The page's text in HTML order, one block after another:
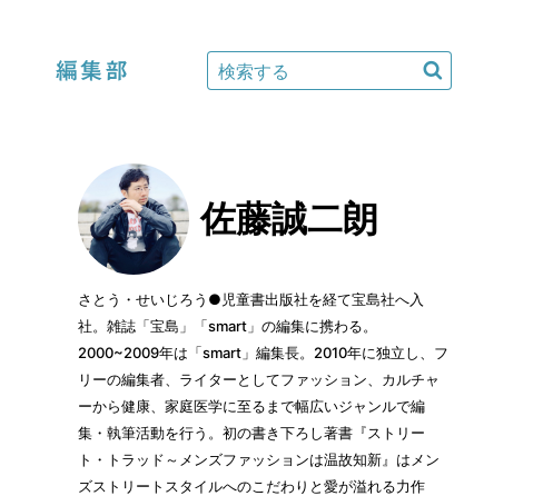
佐藤誠二朗
さとう・せいじろう●児童書出版社を経て宝島社へ入
社。雑誌「宝島」「smart」の編集に携わる。
2000~2009年は「smart」編集長。2010年に独立し、フ
リーの編集者、ライターとしてファッション、カルチャ
ーから健康、家庭医学に至るまで幅広いジャンルで編
集・執筆活動を行う。初の書き下ろし著書『ストリー
ト・トラッド～メンズファッションは温故知新』はメン
ズストリートスタイルへのこだわりと愛が溢れる力作